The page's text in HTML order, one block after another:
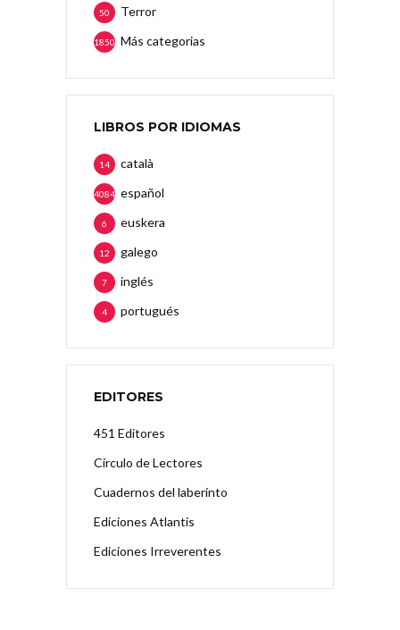
Terror
50
Más categorias
1850
LIBROS POR IDIOMAS
català
14
español
4084
euskera
6
galego
12
inglés
7
portugués
4
EDITORES
451 Editores
Círculo de Lectores
Cuadernos del laberinto
Ediciones Atlantis
Ediciones Irreverentes